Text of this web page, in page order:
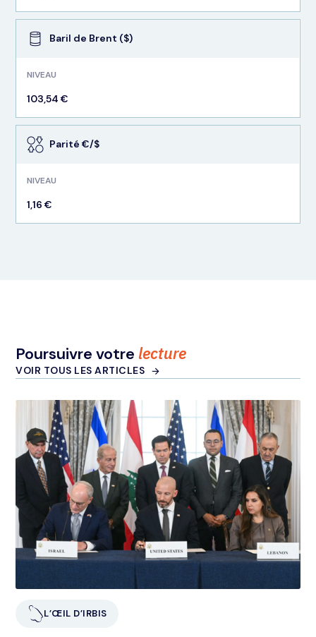
Baril de Brent ($)
NIVEAU
103,54 €
Parité €/$
NIVEAU
1,16 €
Poursuivre votrelecture
VOIR TOUS LES ARTICLES
L’ŒIL D’IRBIS